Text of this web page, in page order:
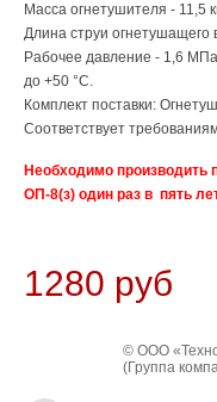
Масса огнетушителя - 11,5
Длина струи огнетушащего
Рабочее давление - 1,6
до +50 °С.
Комплект поставки:
Соответствует
Необходимо производить
ОП-8(з) один раз в пять
1280 руб
© ООО
(Группа